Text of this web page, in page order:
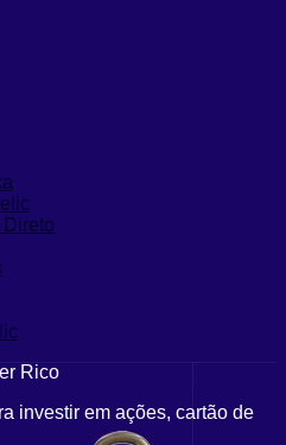
Rico
investir em ações, cartão de